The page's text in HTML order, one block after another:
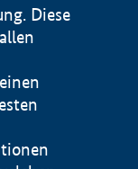
Diese